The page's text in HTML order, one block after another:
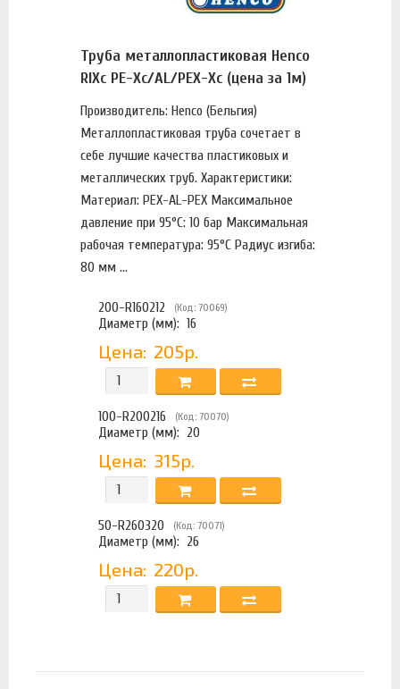
Труба металлопластиковая Henco
RIXc PE-Xc/AL/PEX-Xc (цена за 1м)
Производитель: Henco (Бельгия)
Металлопластиковая труба сочетает в
себе лучшие качества пластиковых и
металлических труб. Характеристики:
Материал: PEX-AL-PEX Максимальное
давление при 95°С: 10 бар Максимальная
рабочая температура: 95°С Радиус изгиба:
80 мм ...
200-R160212 (Код: 70069)
Диаметр (мм):16
Цена: 205р.
100-R200216 (Код: 70070)
Диаметр (мм): 20
Цена: 315р.
50-R260320 (Код: 70071)
Диаметр (мм): 26
Цена: 220р.